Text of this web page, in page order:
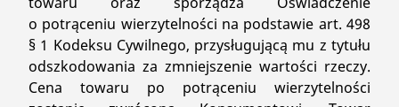
o potrąceniu wierzytelności na podstawie art. 498
§ 1 Kodeksu Cywilnego, przysługującą mu z tytułu
odszkodowania za zmniejszenie wartości rzeczy.
Cena towaru po potrąceniu wierzytelności